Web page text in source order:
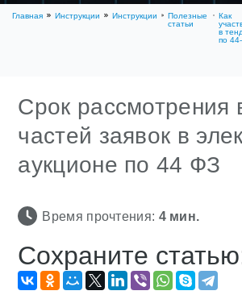
Главная Инструкции Инструкции
Полезные
статьи
Как
в
по
Срок рассмотрения
частей заявок в
аукционе по 44 ФЗ
Время прочтения: 4мин.
Сохраните